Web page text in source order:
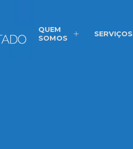
QUEM
SOMOS
SERVIÇOS